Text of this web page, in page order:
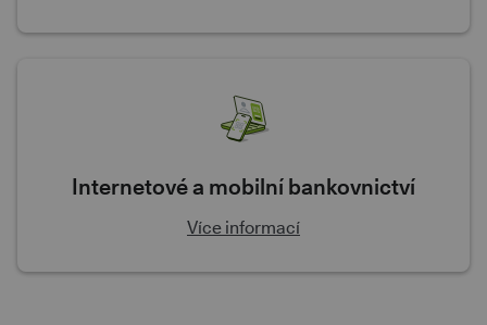
Internetové a mobilní bankovnictví
Více informací